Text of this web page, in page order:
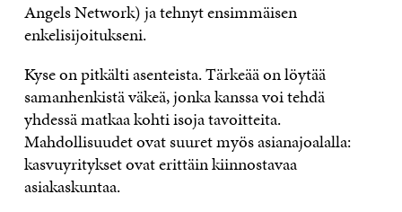
Angels Network) ja tehnyt ensimmäisen
enkelisijoitukseni.
Kyse on pitkälti asenteista. Tärkeää on löytää
samanhenkistä väkeä, jonka kanssa voi tehdä
yhdessä matkaa kohti isoja tavoitteita.
Mahdollisuudet ovat suuret myös asianajoalalla:
kasvuyritykset ovat erittäin kiinnostavaa
asiakaskuntaa.